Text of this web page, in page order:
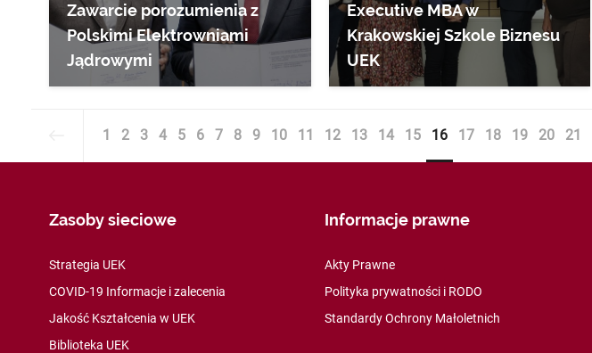
Zawarcie porozumienia z
Polskimi Elektrowniami
Jądrowymi
Executive MBA w
Krakowskiej Szkole Biznesu
UEK
1 2 3 4 5 6 7 8 9 10 11 12 13 14 15 16 17 18 19 20 21
Zasoby sieciowe
Strategia UEK
COVID-19 Informacje i zalecenia
Jakość Kształcenia w UEK
Biblioteka UEK
Informacje prawne
Akty Prawne
Polityka prywatności i RODO
Standardy Ochrony Małoletnich